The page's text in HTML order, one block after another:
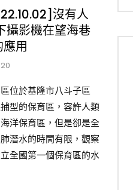
沒有人
攝影機在望海巷
用
位於基隆市八斗子區
型的保育區，容許人類
洋保育區，但是卻是全
潛水的時間有限，觀察
全國第一個保育區的水